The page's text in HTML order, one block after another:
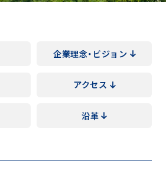
企業理念・ ビジョン
アクセス
沿革